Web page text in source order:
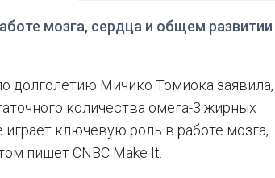
мозга, сердца и общем развитии
долголетию Мичико Томиока заявила,
количества омега-3 жирных
ключевую роль в работе мозга,
пишет CNBC Make It.